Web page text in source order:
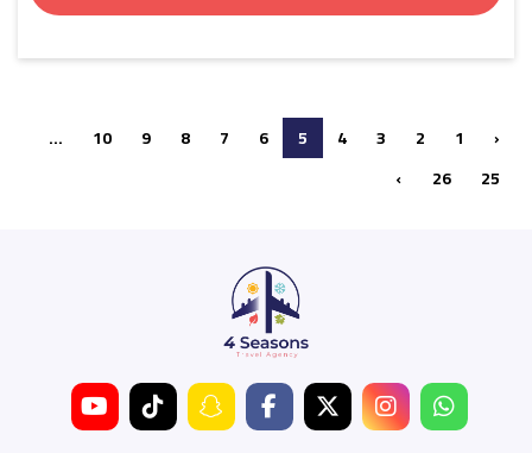
‹
1
2
3
4
5
6
7
8
9
10
...
25
26
›